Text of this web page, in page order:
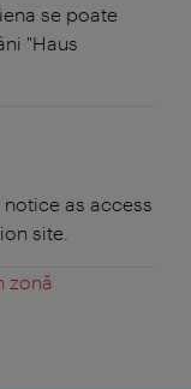
se poate
"Haus
as access
site.
zonă